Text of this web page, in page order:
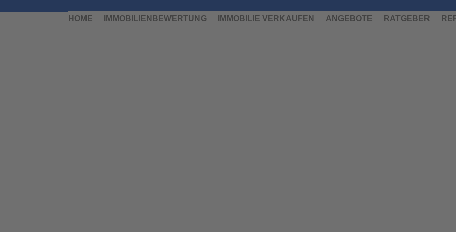
HOME IMMOBILIENBEWERTUNG IMMOBILIE VERKAUFEN ANGEBOTE RATGEBER